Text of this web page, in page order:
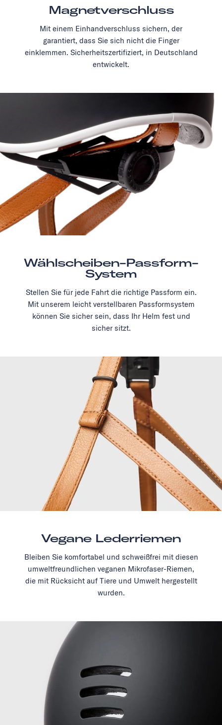
Magnetverschluss
Mit einem Einhandverschluss sichern, der
garantiert, dass Sie sich nicht die Finger
einklemmen. Sicherheitszertifiziert, in Deutschland
entwickelt.
Wählscheiben-Passform-
System
Stellen Sie für jede Fahrt die richtige Passform ein.
Mit unserem leicht verstellbaren Passformsystem
können Sie sicher sein, dass Ihr Helm fest und
sicher sitzt.
Vegane Lederriemen
Bleiben Sie komfortabel und schweißfrei mit diesen
umweltfreundlichen veganen Mikrofaser-Riemen,
die mit Rücksicht auf Tiere und Umwelt hergestellt
wurden.